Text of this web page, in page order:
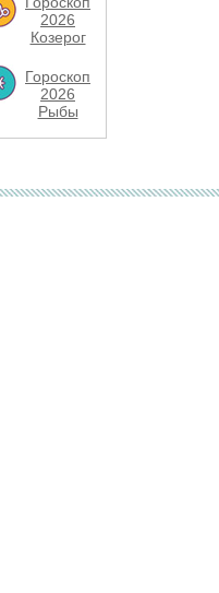
2026
Козерог
Гороскоп
2026
Рыбы